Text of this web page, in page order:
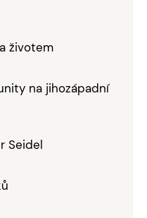
životem
na jihozápadní
Seidel